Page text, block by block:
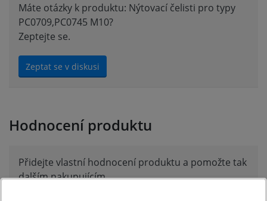
Máte otázky k produktu: Nýtovací čelisti pro typy
PC0709,PC0745 M10?
Zeptejte se.
Zeptat se v diskusi
Hodnocení produktu
Přidejte vlastní hodnocení produktu a pomožte tak
dalším nakupujícím.